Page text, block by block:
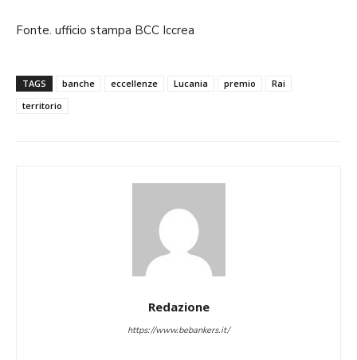
Fonte. ufficio stampa BCC Iccrea
TAGS banche eccellenze Lucania premio
Rai
territorio
Redazione
https://www.bebankers.it/